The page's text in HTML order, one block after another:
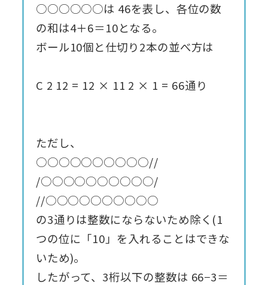
○○○○○○は 46を表し、各位の数
の和は4＋6＝10となる。
ボール10個と仕切り2本の並べ方は
C 2 12 = 12 × 11 2 × 1 = 66通り
ただし、
○○○○○○○○○○//
/○○○○○○○○○○/
//○○○○○○○○○○
の3通りは整数にならないため除く(1
つの位に「10」を入れることはできな
いため)。
したがって、3桁以下の整数は 66−3＝